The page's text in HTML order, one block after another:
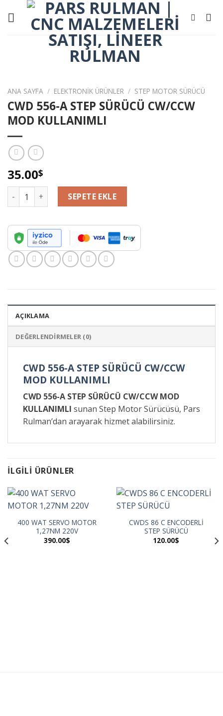
ANA SAYFA / ELEKTRONİK ÜRÜNLER / STEP MOTOR SÜRÜCÜ
CWD 556-A STEP SÜRÜCÜ CW/CCW
MOD KULLANIMLI
35.00$
CWD 556-A STEP SÜRÜCÜ CW/CCW MOD KULLANIMLI adet
SEPETE EKLE
AÇIKLAMA
DEĞERLENDIRMELER (0)
CWD 556-A STEP SÜRÜCÜ CW/CCW
MOD KULLANIMLI
CWD 556-A STEP SÜRÜCÜ CW/CCW MOD
KULLANIMLI sunan Step Motor Sürücüsü, Pars
Rulman’dan arayarak hizmet alabilirsiniz.
İLGILI ÜRÜNLER
400 WAT SERVO MOTOR
1,27NM 220V
390.00$
CWDS 86 C ENCODERLİ
STEP SÜRÜCÜ
120.00$